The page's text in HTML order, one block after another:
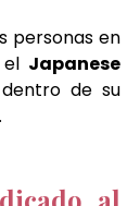
personas en
Japanese
dentro de su